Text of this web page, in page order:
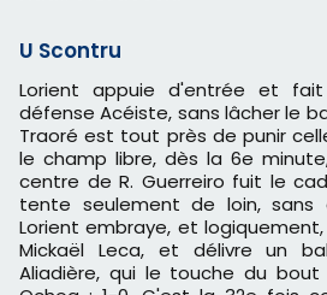
U Scontru
Lorient appuie d'entrée et fait très vite mal à la
défense Acéiste, sans lâcher le
Traoré est tout près de punir
le champ libre, dès la 6e
centre de R. Guerreiro fuit le
tente seulement de loin, sans
Lorient embraye, et
Mickaël Leca, et délivre un
Aliadière, qui le touche du